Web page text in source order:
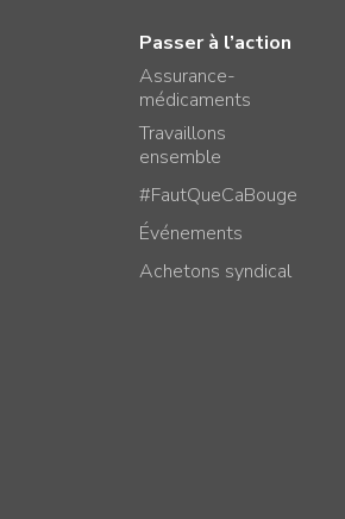
Passer à l’action
Assurance-
médicaments
Travaillons
ensemble
#FautQueCaBouge
Événements
Achetons syndical